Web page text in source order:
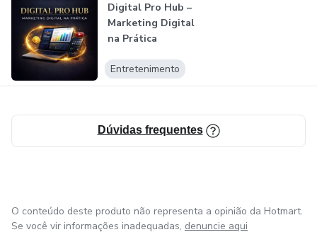
Digital Pro Hub –
Marketing Digital
na Prática
Entretenimento
Dúvidas frequentes
O conteúdo deste produto não representa a opinião da Hotmart.
Se você vir informações inadequadas, denuncie aqui